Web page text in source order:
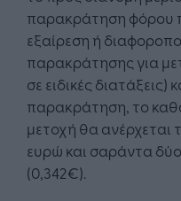
παρακράτηση φόρου
εξαίρεση ή
παρακράτησης για
σε ειδικές
παρακράτηση, το
μετοχή θα ανέρχεται
ευρώ και σαράντα
(0,342€).